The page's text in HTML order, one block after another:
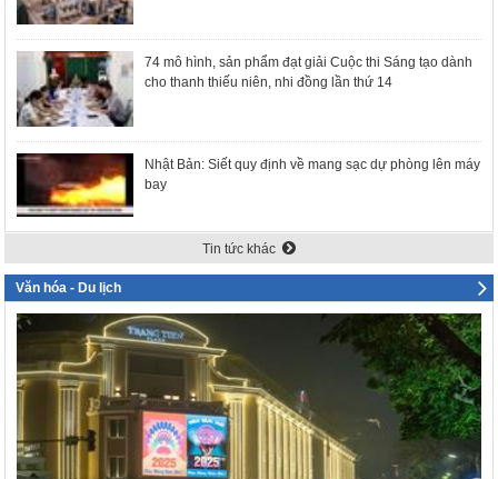
74 mô hình, sản phẩm đạt giải Cuộc thi Sáng tạo dành
cho thanh thiếu niên, nhi đồng lần thứ 14
Nhật Bản: Siết quy định về mang sạc dự phòng lên máy
bay
Tin tức khác
Văn hóa - Du lịch